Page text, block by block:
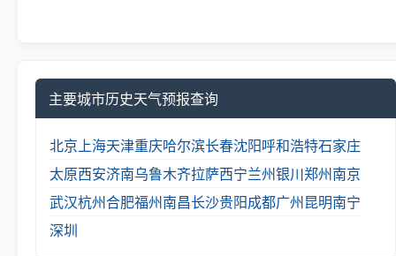
主要城市历史天气预报查询
北京 上海天津重庆哈尔滨长春沈阳呼和浩特石家庄
太原西安济南乌鲁木齐拉萨西宁兰州银川郑州南京
武汉杭州合肥福州南昌长沙贵阳成都广州昆明南宁
深圳